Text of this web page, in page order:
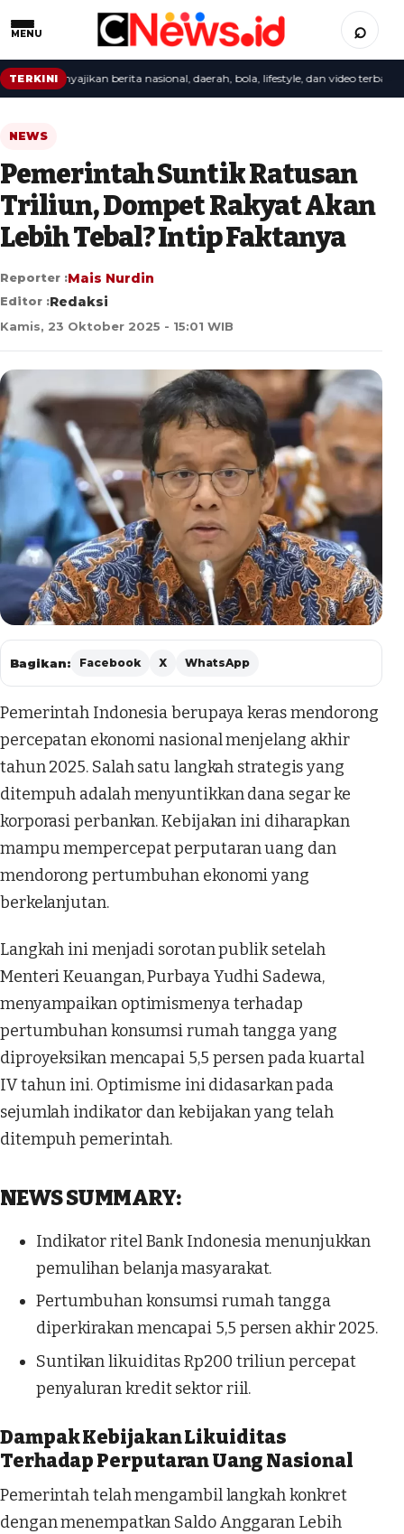
MENU ⌕
TERKINI
menyajikan berita nasional, daerah, bola, lifestyle, dan video terbaru.
NEWS
Pemerintah Suntik Ratusan
Triliun, Dompet Rakyat Akan
Lebih Tebal? Intip Faktanya
Reporter :Mais Nurdin
Editor :Redaksi
Kamis, 23 Oktober 2025 - 15:01 WIB
Bagikan: Facebook X WhatsApp
Pemerintah Indonesia berupaya keras mendorong
percepatan ekonomi nasional menjelang akhir
tahun 2025. Salah satu langkah strategis yang
ditempuh adalah menyuntikkan dana segar ke
korporasi perbankan. Kebijakan ini diharapkan
mampu mempercepat perputaran uang dan
mendorong pertumbuhan ekonomi yang
berkelanjutan.
Langkah ini menjadi sorotan publik setelah
Menteri Keuangan, Purbaya Yudhi Sadewa,
menyampaikan optimismenya terhadap
pertumbuhan konsumsi rumah tangga yang
diproyeksikan mencapai 5,5 persen pada kuartal
IV tahun ini. Optimisme ini didasarkan pada
sejumlah indikator dan kebijakan yang telah
ditempuh pemerintah.
NEWS SUMMARY:
Indikator ritel Bank Indonesia menunjukkan
pemulihan belanja masyarakat.
Pertumbuhan konsumsi rumah tangga
diperkirakan mencapai 5,5 persen akhir 2025.
Suntikan likuiditas Rp200 triliun percepat
penyaluran kredit sektor riil.
Dampak Kebijakan Likuiditas
Terhadap Perputaran Uang Nasional
Pemerintah telah mengambil langkah konkret
dengan menempatkan Saldo Anggaran Lebih